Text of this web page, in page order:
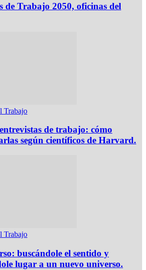
de Trabajo 2050, oficinas del
Trabajo
de trabajo: cómo
según científicos de Harvard.
Trabajo
buscándole el sentido y
lugar a un nuevo universo.